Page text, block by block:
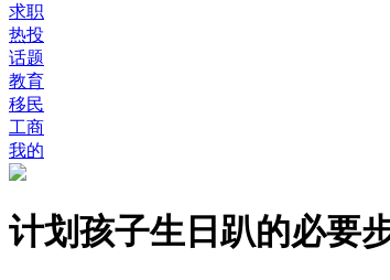
求职
热投
话题
教育
移民
工商
我的
计划孩子生日趴的必要